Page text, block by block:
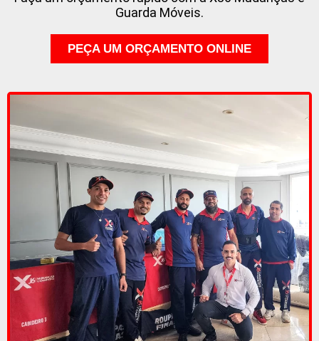
Guarda Móveis.
PEÇA UM ORÇAMENTO ONLINE